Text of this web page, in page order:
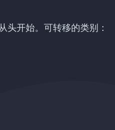
头开始。可转移的类别：